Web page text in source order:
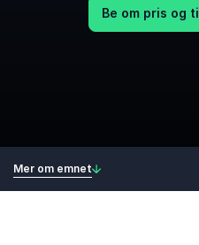
Be om pris og
Mer om emnet